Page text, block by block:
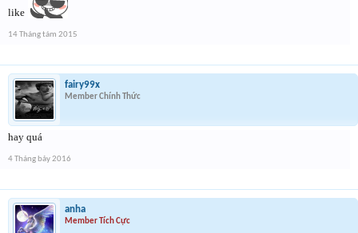
like
14 Tháng tám 2015
fairy99x
Member Chính Thức
hay quá
4 Tháng bảy 2016
anha
Member Tích Cực